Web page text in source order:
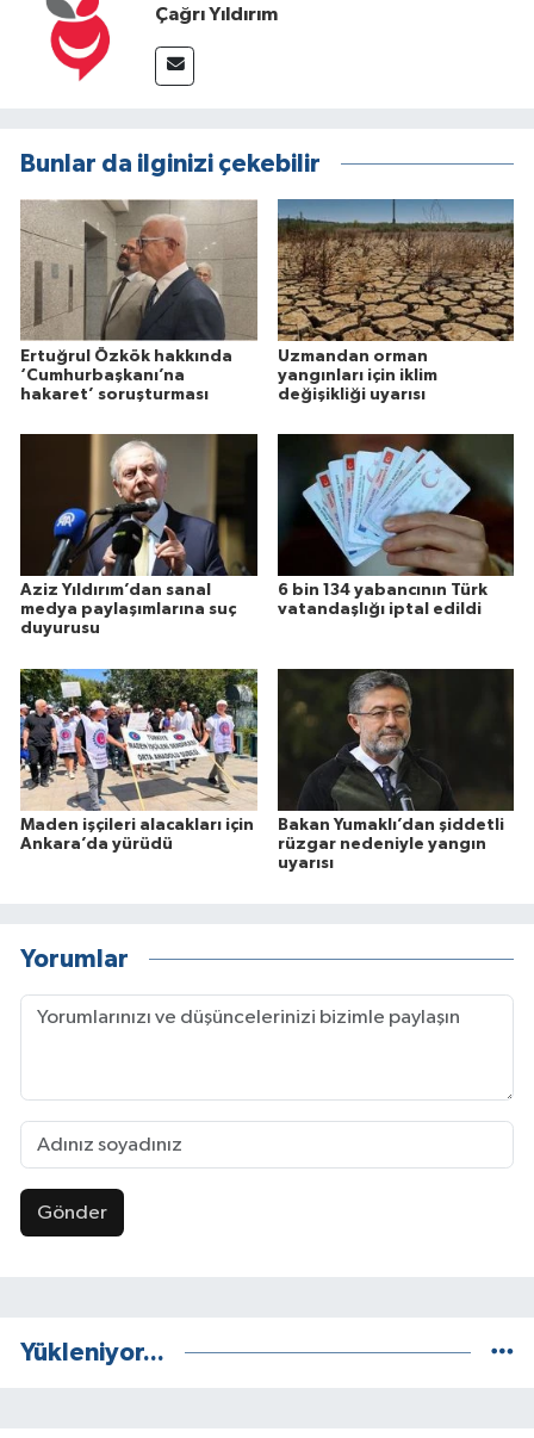
Çağrı Yıldırım
Bunlar da ilginizi çekebilir
Ertuğrul Özkök hakkında
‘Cumhurbaşkanı’na
hakaret’ soruşturması
Uzmandan orman
yangınları için iklim
değişikliği uyarısı
Aziz Yıldırım’dan sanal
medya paylaşımlarına suç
duyurusu
6 bin 134 yabancının Türk
vatandaşlığı iptal edildi
Maden işçileri alacakları için
Ankara’da yürüdü
Bakan Yumaklı’dan şiddetli
rüzgar nedeniyle yangın
uyarısı
Yorumlar
Gönder
Yükleniyor...